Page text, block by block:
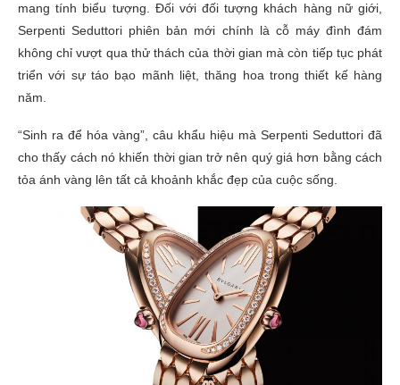
mang tính biểu tượng. Đối với đối tượng khách hàng nữ giới,
Serpenti Seduttori phiên bản mới chính là cỗ máy đình đám
không chỉ vượt qua thử thách của thời gian mà còn tiếp tục phát
triển với sự táo bạo mãnh liệt, thăng hoa trong thiết kế hàng
năm.
“Sinh ra để hóa vàng”, câu khẩu hiệu mà Serpenti Seduttori đã
cho thấy cách nó khiến thời gian trở nên quý giá hơn bằng cách
tỏa ánh vàng lên tất cả khoảnh khắc đẹp của cuộc sống.